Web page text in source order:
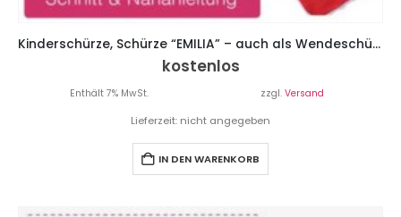
Kinderschürze, Schürze “EMILIA” – auch als Wendeschürze
kostenlos
Enthält 7% MwSt. zzgl. Versand
Lieferzeit: nicht angegeben
IN DEN WARENKORB